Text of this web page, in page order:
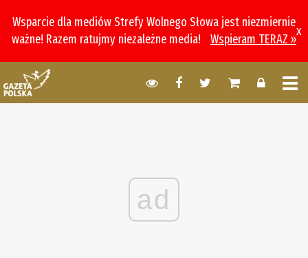
Wsparcie dla mediów Strefy Wolnego Słowa jest niezmiernie
ważne! Razem ratujmy niezależne media!
Wspieram TERAZ »
x
ad